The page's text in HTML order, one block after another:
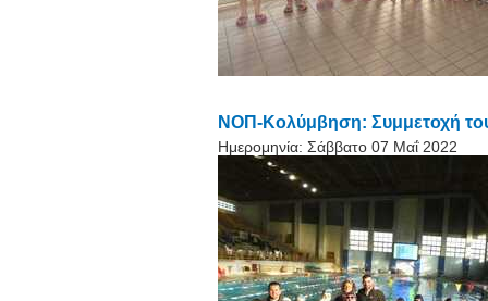
ΝΟΠ-Κολύμβηση: Συμμετοχή
Ημερομηνία: Σάββατο 07 Μαΐ 2022